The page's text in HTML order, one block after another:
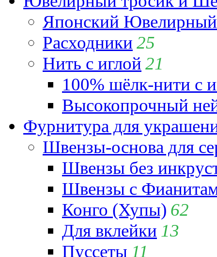
Японский
Расходники 25
Нить с иглой 21
100% шёлк-нити с
Высокопрочный
Фурнитура для
Швензы-основа для
Швензы без
Швензы с
Конго (Хупы) 62
Для вклейки 13
Пуссеты 11